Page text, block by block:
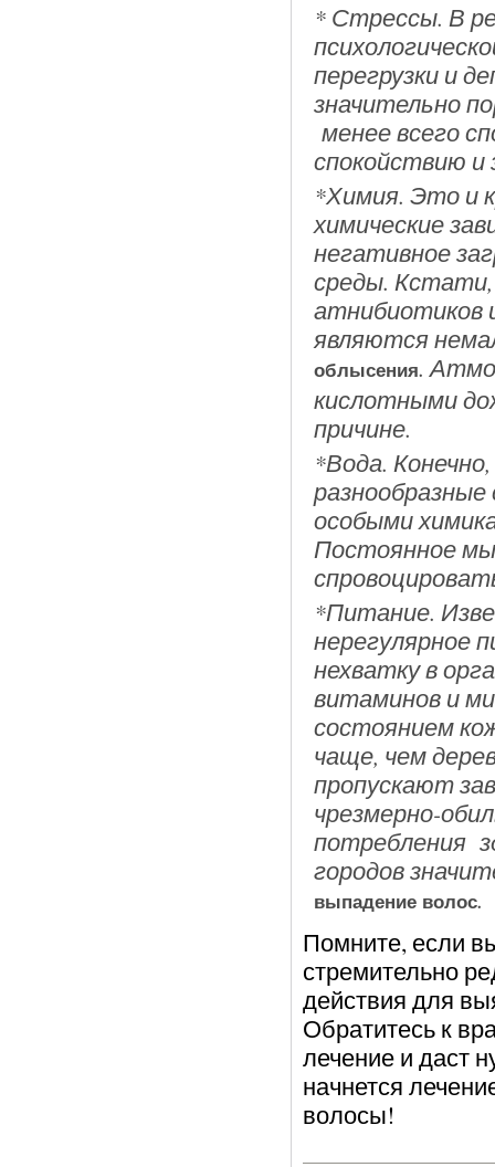
* Стрессы. В
перегрузки и
значительно
менее всего
спокойствию и
*Химия. Это и
химические
негативное
среды. Кстати,
атнибиотиков
являются
облысения.
кислотными
причине.
*Вода.
особыми
Постоянное
*Питание.
нерегулярное
нехватку в
витаминов и
состоянием
чаще, чем
пропускают
чрезмерно-
потребления
городов
выпадение волос.
Помните, если
стремительно
действия для
Обратитесь к
лечение и даст
начнется
волосы!